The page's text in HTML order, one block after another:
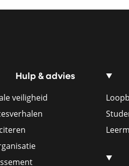
Hulp & advies
veiligheid